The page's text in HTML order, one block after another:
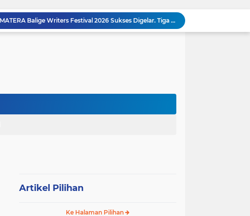
MEMBACA SUMATERA Balige Writers Festival 2026 Sukses Digelar. Tiga Hari Merawat Literasi, Budaya, dan Masa Depan Danau Toba
Dalam Rangka HUT RI ke-81 dan Hari Jadi ke-61 Tanjab Barat Bupati Tanjab Barat Secara Resmi Membukaan Lomba Domino
BREAKING NEWS: Polsek Gunung Malela Gerebek Lokalisasi Bukit Maraja, Dua Perempuan Menangis Saat Diciduk Bersama Sabu
Artikel Pilihan
Ke Halaman Pilihan